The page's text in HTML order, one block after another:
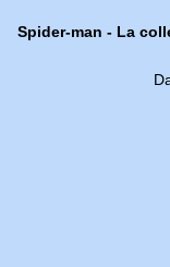
Spider-man - La